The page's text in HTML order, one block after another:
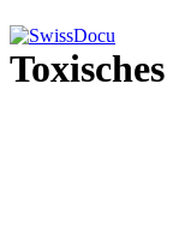
Toxisches